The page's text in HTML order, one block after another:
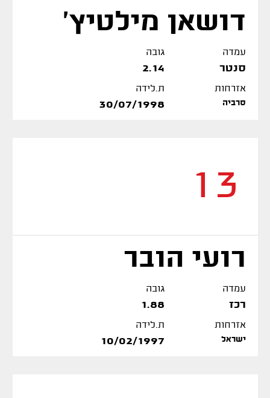
דושאן מילטיץ'
עמדה
סנטר
גובה
2.14
אזרחות
סרביה
ת.לידה
30/07/1998
13
רועי הובר
עמדה
רכז
גובה
1.88
אזרחות
ישראל
ת.לידה
10/02/1997